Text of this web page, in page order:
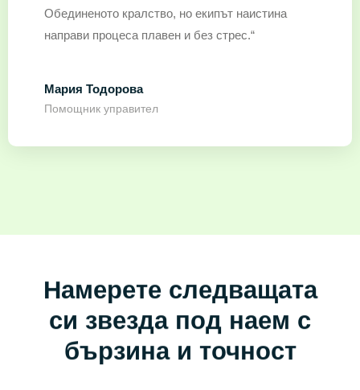
Обединеното кралство, но екипът наистина
направи процеса плавен и без стрес.“
Мария Тодорова
Помощник управител
Намерете следващата
си звезда под наем с
бързина и точност